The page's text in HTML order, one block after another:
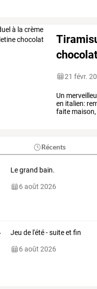
21 févr.
Un
en italien:
faite maison,
Récents
Le grand bain.
6 août 2026
Jeu de l'été - suite et fin
6 août 2026